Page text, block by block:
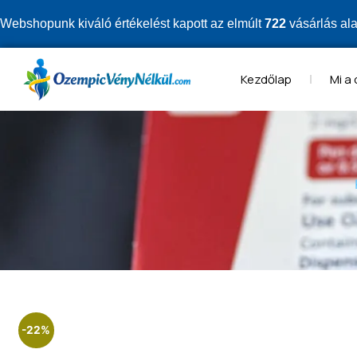
Webshopunk kiváló értékelést kapott az elmúlt722 vásárlás
Kezdőlap Mi a
-22%